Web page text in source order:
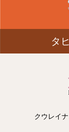
タ
クウレイ